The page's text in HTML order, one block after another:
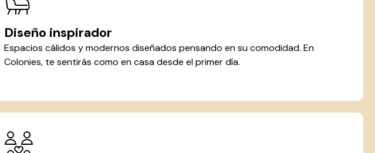
Diseño inspirador
Espacios cálidos y modernos diseñados pensando en su comodidad. En
Colonies, te sentirás como en casa desde el primer día.